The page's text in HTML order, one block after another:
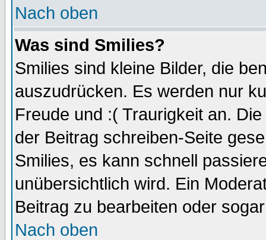
Nach oben
Was sind Smilies?
Smilies sind kleine Bilder, die
auszudrücken. Es werden nur
Freude und :( Traurigkeit an.
der Beitrag schreiben-Seite
Smilies, es kann schnell
unübersichtlich wird. Ein
Beitrag zu bearbeiten oder
Nach oben